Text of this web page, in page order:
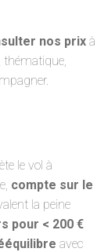
nos prix à
le vol à
compte sur le
la peine
pour < 200 €
avec